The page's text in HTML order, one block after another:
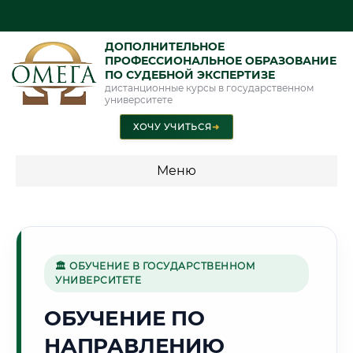
ДОПОЛНИТЕЛЬНОЕ
ПРОФЕССИОНАЛЬНОЕ ОБРАЗОВАНИЕ
ПО СУДЕБНОЙ ЭКСПЕРТИЗЕ
дистанционные курсы в государственном
университете
ХОЧУ УЧИТЬСЯ➜
Меню
специальности"
Стоимость по программам обучения "Судебная экспертиза"
Стоимость по программам обучения "Экспертиза"
🏛 ОБУЧЕНИЕ В ГОСУДАРСТВЕННОМ
УНИВЕРСИТЕТЕ
ОБУЧЕНИЕ ПО
НАПРАВЛЕНИЮ